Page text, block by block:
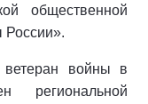
общественной
России».
войны в